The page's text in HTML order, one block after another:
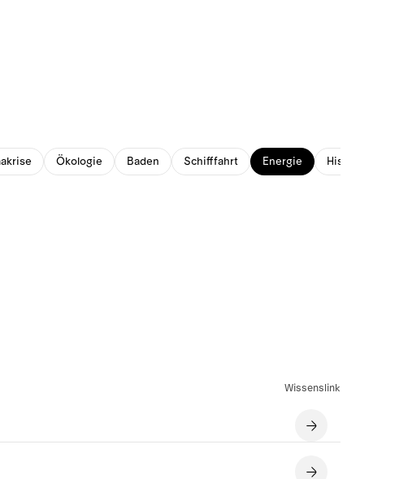
Ökologie Baden Schifffahrt Energie Historisches
Wissenslink